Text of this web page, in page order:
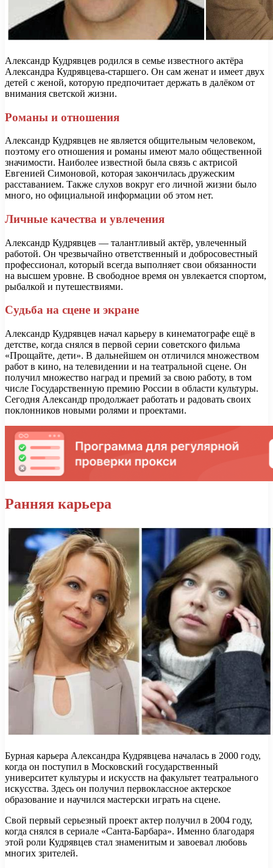
Александр Кудрявцев родился в семье известного актёра
Александра Кудрявцева-старшего. Он сам женат и имеет двух
детей с женой, которую предпочитает держать в далёком от
внимания светской жизни.
Романы и отношения
Александр Кудрявцев не является общительным человеком,
поэтому его отношения и романы имеют мало общественной
значимости. Наиболее известной была связь с актрисой
Евгенией Симоновой, которая закончилась дружеским
расставанием. Также слухов вокруг его личной жизни было
много, но официальной информации об этом нет.
Личные качества и увлечения
Александр Кудрявцев — талантливый актёр, увлеченный
работой. Он чрезвычайно ответственный и добросовестный
профессионал, который всегда выполняет свои обязанности
на высшем уровне. В свободное время он увлекается спортом,
рыбалкой и путешествиями.
Судьба на сцене и экране
Александр Кудрявцев начал карьеру в кинематографе ещё в
детстве, когда снялся в первой серии советского фильма
«Прощайте, дети». В дальнейшем он отличился множеством
работ в кино, на телевидении и на театральной сцене. Он
получил множество наград и премий за свою работу, в том
числе Государственную премию России в области культуры.
Сегодня Александр продолжает работать и радовать своих
поклонников новыми ролями и проектами.
Ранняя карьера
Бурная карьера Александра Кудрявцева началась в 2000 году,
когда он поступил в Московский государственный
университет культуры и искусств на факультет театрального
искусства. Здесь он получил первоклассное актерское
образование и научился мастерски играть на сцене.
Свой первый серьезный проект актер получил в 2004 году,
когда снялся в сериале «Санта-Барбара». Именно благодаря
этой роли Кудрявцев стал знаменитым и завоевал любовь
многих зрителей.